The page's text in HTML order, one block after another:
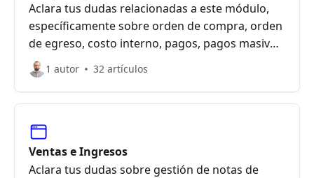
Aclara tus dudas relacionadas a este módulo,
específicamente sobre orden de compra, orden
de egreso, costo interno, pagos, pagos masivos,
finiquitos y otras transacciones de salida
1 autor 32 artículos
Ventas e Ingresos
Aclara tus dudas sobre gestión de notas de